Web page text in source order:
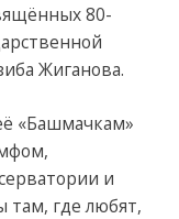
80-
Жиганова.
«Башмачкам»
и
там, где любят,